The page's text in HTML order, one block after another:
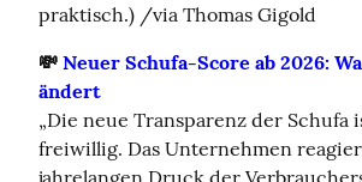
praktisch.) /via Thomas Gigold
💸 Neuer Schufa-Score ab 2026:
ändert
„Die neue Transparenz der Schufa
freiwillig. Das Unternehmen